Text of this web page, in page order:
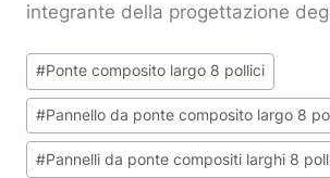
integrante della progettazione
Tag
articolo:
#Ponte composito largo 8 pollici
#Pannello da ponte composito largo 8
#Pannelli da ponte compositi larghi 8